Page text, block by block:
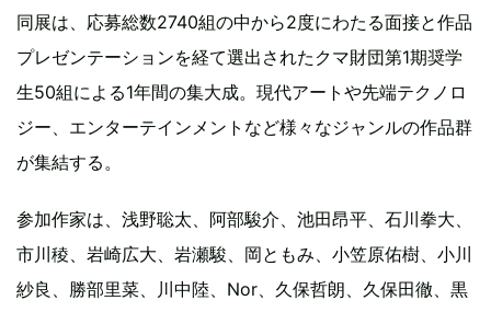
同展は、応募総数2740組の中から2度にわたる面接と作品
プレゼンテーションを経て選出されたクマ財団第1期奨学
生50組による1年間の集大成。現代アートや先端テクノロ
ジー、エンターテインメントなど様々なジャンルの作品群
が集結する。
参加作家は、浅野聡太、阿部駿介、池田昂平、石川拳大、
市川稜、岩崎広大、岩瀬駿、岡ともみ、小笠原佑樹、小川
紗良、勝部里菜、川中陸、Nor、久保哲朗、久保田徹、黒